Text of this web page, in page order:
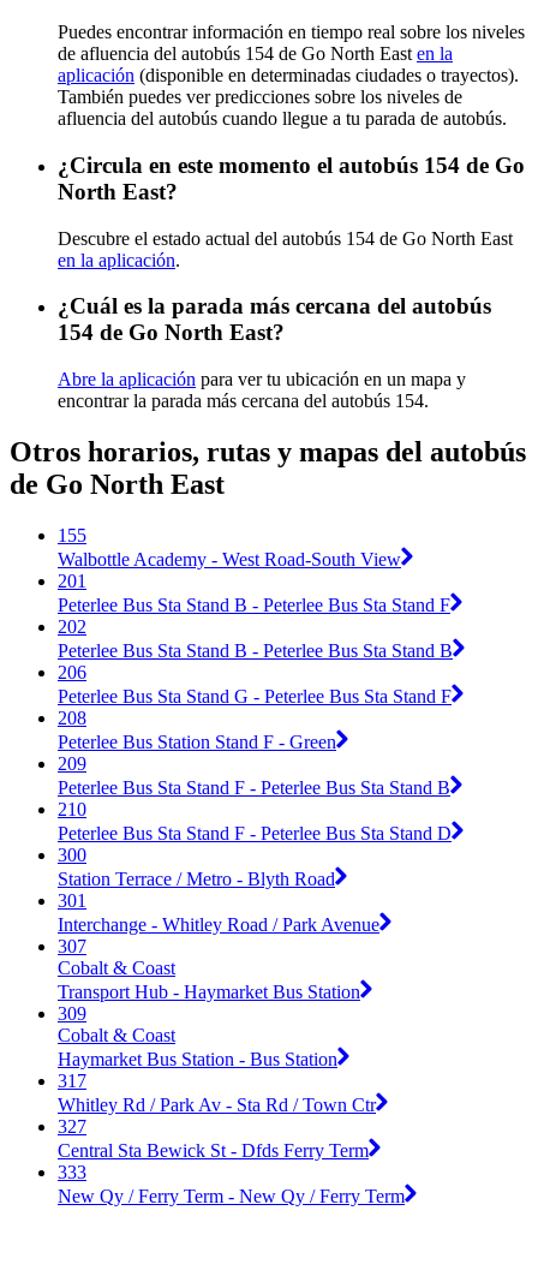
Puedes encontrar información en tiempo real sobre los niveles
de afluencia del autobús 154 de Go North East en la
aplicación (disponible en determinadas ciudades o trayectos).
También puedes ver predicciones sobre los niveles de
afluencia del autobús cuando llegue a tu parada de autobús.
¿Circula en este momento el autobús 154 de Go
North East?
Descubre el estado actual del autobús 154 de Go North East
en la aplicación.
¿Cuál es la parada más cercana del autobús
154 de Go North East?
Abre la aplicación para ver tu ubicación en un mapa y
encontrar la parada más cercana del autobús 154.
Otros horarios, rutas y mapas del autobús
de Go North East
155
Walbottle Academy - West Road-South View
201
Peterlee Bus Sta Stand B - Peterlee Bus Sta Stand F
202
Peterlee Bus Sta Stand B - Peterlee Bus Sta Stand B
206
Peterlee Bus Sta Stand G - Peterlee Bus Sta Stand F
208
Peterlee Bus Station Stand F - Green
209
Peterlee Bus Sta Stand F - Peterlee Bus Sta Stand B
210
Peterlee Bus Sta Stand F - Peterlee Bus Sta Stand D
300
Station Terrace / Metro - Blyth Road
301
Interchange - Whitley Road / Park Avenue
307
Cobalt & Coast
Transport Hub - Haymarket Bus Station
309
Cobalt & Coast
Haymarket Bus Station - Bus Station
317
Whitley Rd / Park Av - Sta Rd / Town Ctr
327
Central Sta Bewick St - Dfds Ferry Term
333
New Qy / Ferry Term - New Qy / Ferry Term